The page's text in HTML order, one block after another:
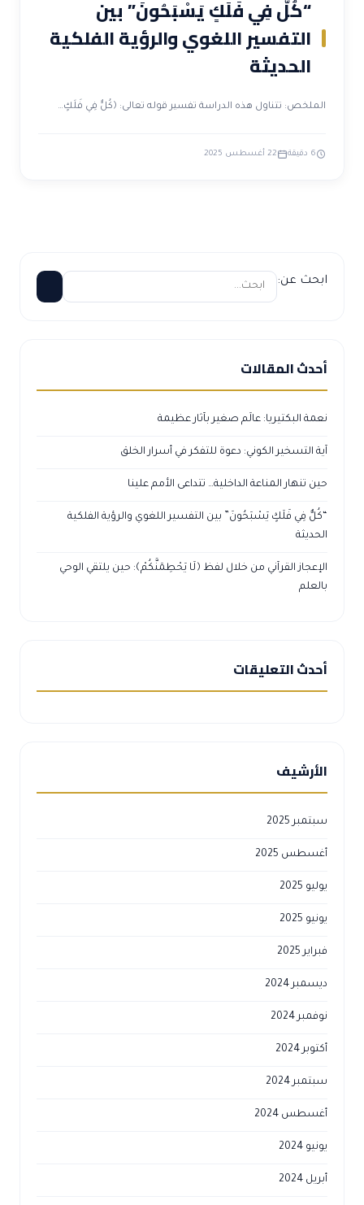
“كُلٌّ فِي فَلَكٍ يَسْبَحُونَ” بين
التفسير اللغوي والرؤية الفلكية
الحديثة
الملخص: تتناول هذه الدراسة تفسير قوله تعالى: ﴿كُلٌّ فِي فَلَكٍ…
6 دقيقة 22 أغسطس 2025
ابحث عن:
أحدث المقالات
نعمة البكتيريا: عالَم صغير بآثار عظيمة
آية التسخير الكوني: دعوة للتفكر في أسرار الخلق
حين تنهار المناعة الداخلية… تتداعى الأمم علينا
“كُلٌّ فِي فَلَكٍ يَسْبَحُونَ” بين التفسير اللغوي والرؤية الفلكية
الحديثة
الإعجاز القرآني من خلال لفظ ﴿لَا يَحْطِمَنَّكُمْ﴾: حين يلتقي الوحي
بالعلم
أحدث التعليقات
الأرشيف
سبتمبر 2025
أغسطس 2025
يوليو 2025
يونيو 2025
فبراير 2025
ديسمبر 2024
نوفمبر 2024
أكتوبر 2024
سبتمبر 2024
أغسطس 2024
يونيو 2024
أبريل 2024